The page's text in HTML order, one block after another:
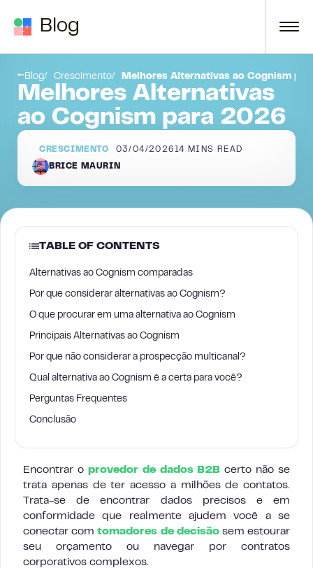
Blog
Blog Crescimento Melhores Alternativas ao Cognism
Melhores Alternativas
ao Cognism para 2026
CRESCIMENTO 03/04/2026 14 MINS READ
BRICE MAURIN
TABLE OF CONTENTS
Alternativas ao Cognism comparadas
Por que considerar alternativas ao Cognism?
O que procurar em uma alternativa ao Cognism
Principais Alternativas ao Cognism
Por que não considerar a prospecção multicanal?
Qual alternativa ao Cognism é a certa para você?
Perguntas Frequentes
Conclusão
Encontrar o provedor de dados B2B certo não se
trata apenas de ter acesso a milhões de contatos.
Trata-se de encontrar dados precisos e em
conformidade que realmente ajudem você a se
conectar comtomadores de decisãosem estourar
seu orçamento ou navegar por contratos
corporativos complexos.